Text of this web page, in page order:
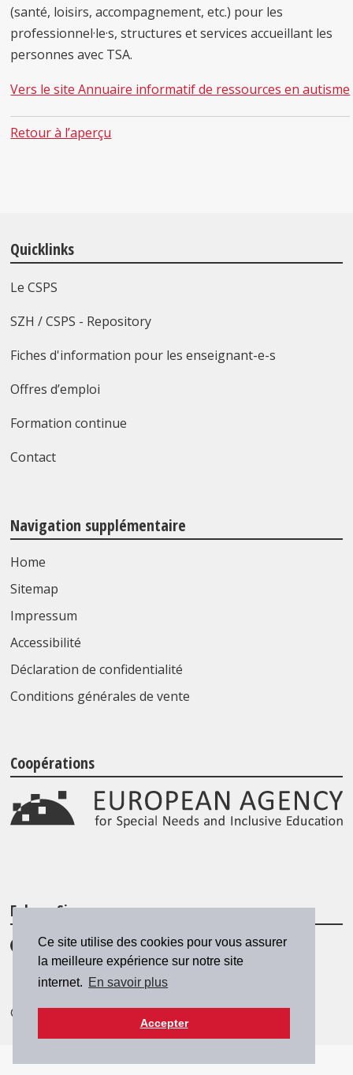
Ce site utilise des cookies pour vous assurer
la meilleure expérience sur notre site
internet. En savoir plus
Accepter
(santé, loisirs, accompagnement, etc.) pour les
professionnel·le·s, structures et services accueillant les
personnes avec TSA.
Vers le site Annuaire informatif de ressources en autisme
Retour à l’aperçu
Quicklinks
Le CSPS
SZH / CSPS - Repository
Fiches d'information pour les enseignant-e-s
Offres d’emploi
Formation continue
Contact
Navigation supplémentaire
Home
Sitemap
Impressum
Accessibilité
Déclaration de confidentialité
Conditions générales de vente
Coopérations
Folgen Sie uns
© 2026 SZH/CSPS|csps@csps.ch